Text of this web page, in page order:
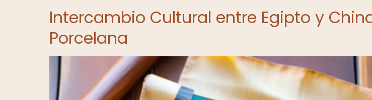
Intercambio Cultural entre Egipto y
Porcelana